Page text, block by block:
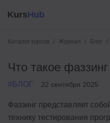
KursHub
Каталог курсов Журнал Блог
Что такое
#БЛОГ 22 сентября 2025
Фаззинг представляет
технику тестирования